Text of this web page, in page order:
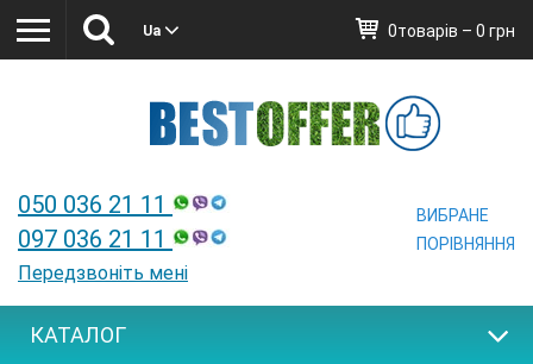
Ua
050 036 21 11
097 036 21 11
Передзвоніть мені
0товарів – 0 грн
ВИБРАНЕ
ПОРІВНЯННЯ
КАТАЛОГ